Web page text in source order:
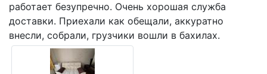
работает безупречно. Очень хорошая служба
доставки. Приехали как обещали, аккуратно
внесли, собрали, грузчики вошли в бахилах.